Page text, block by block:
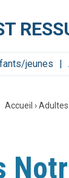
jeunes
Accueil ›Adultes